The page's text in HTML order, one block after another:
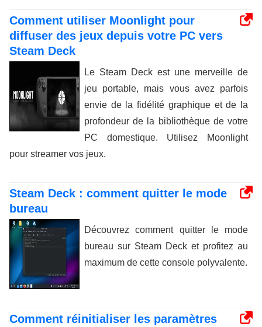
Comment utiliser Moonlight pour
diffuser des jeux depuis votre PC vers
Steam Deck
Le Steam Deck est une merveille de
jeu portable, mais vous avez parfois
envie de la fidélité graphique et de la
profondeur de la bibliothèque de votre
PC domestique. Utilisez Moonlight
pour streamer vos jeux.
Steam Deck : comment quitter le mode
bureau
Découvrez comment quitter le mode
bureau sur Steam Deck et profitez au
maximum de cette console polyvalente.
Comment réinitialiser les paramètres